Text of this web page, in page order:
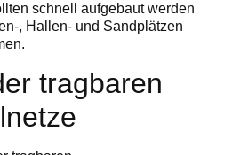
schnell aufgebaut werden
, Hallen- und Sandplätzen
tragbaren